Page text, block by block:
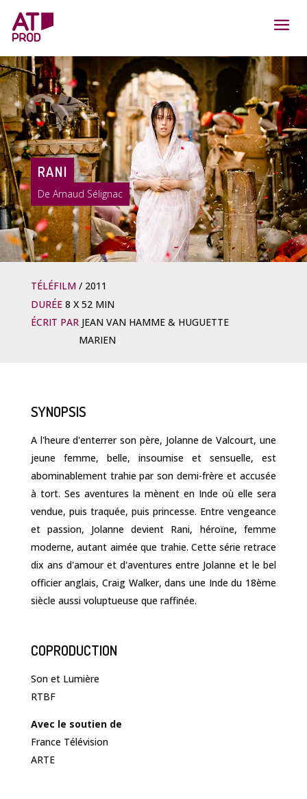
RANI
Arnaud Sélignac
TÉLÉFILM
2011
DURÉE 8 X 52 MIN
ÉCRIT PAR JEAN VAN HAMME & HUGUETTE
MARIEN
SYNOPSIS
A l'heure d'enterrer son père, Jolanne de Valcourt, une
jeune femme, belle, insoumise et sensuelle, est
abominablement trahie par son demi-frère et accusée
à tort. Ses aventures la mènent en Inde où elle sera
vendue, puis traquée, puis princesse. Entre vengeance
et passion, Jolanne devient Rani, héroïne, femme
moderne, autant aimée que trahie. Cette série retrace
dix ans d'amour et d'aventures entre Jolanne et le bel
officier anglais, Craig Walker, dans une Inde du 18ème
siècle aussi voluptueuse que raffinée.
COPRODUCTION
Son et Lumière
RTBF
Avec le soutien de
France Télévision
ARTE